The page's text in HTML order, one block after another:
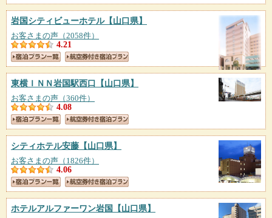
岩国シティビューホテル【山口県】
お客さまの声（2058件）
4.21
東横ＩＮＮ岩国駅西口 【山口県】
お客さまの声（360件）
4.08
シティホテル安藤 【山口県】
お客さまの声（1826件）
4.06
ホテルアルファーワン岩国 【山口県】